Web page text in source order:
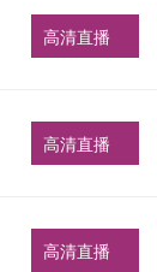
高清直播
高清直播
高清直播